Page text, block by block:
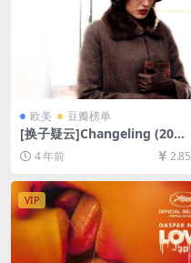
欧美 豆瓣榜单
[换子疑云]Changeling (200
8)[百度网盘+迅雷云盘资源10
80P超清未删减][MP4/8.6GB]
[中英字幕]
4 年前 2.85
VIP